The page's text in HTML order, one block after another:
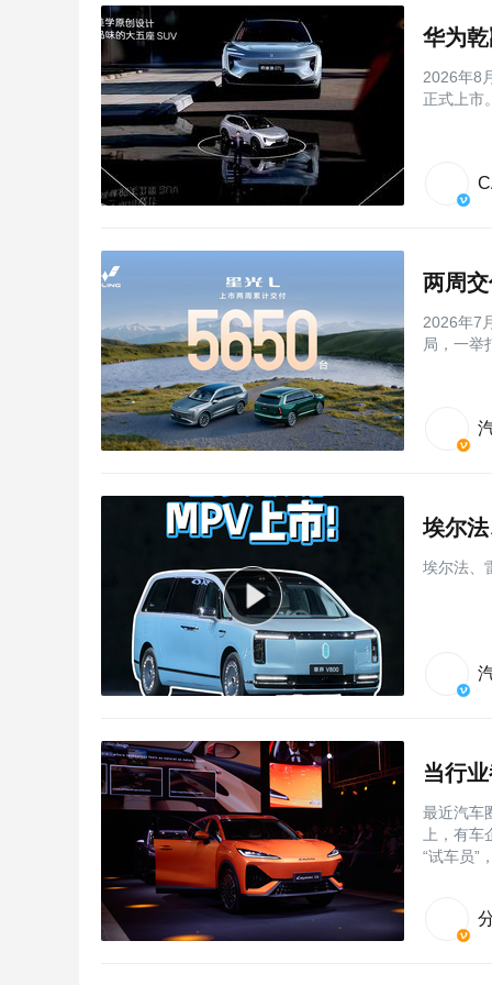
华为
2026年8
正式上市
两周
2026年7
局，一举
埃尔
埃尔法、
当行
最近汽车
上，有
“试车员”